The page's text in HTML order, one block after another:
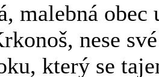
malebná obec
nese
který se